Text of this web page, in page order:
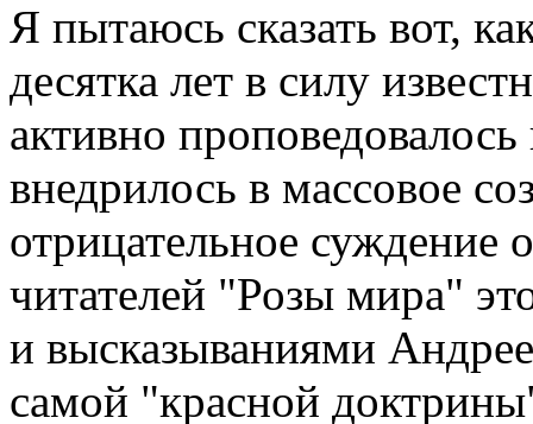
Я пытаюсь сказать вот,
десятка лет в силу
активно
внедрилось в массовое
отрицательное
читателей "Розы мира"
и высказываниями
самой "красной